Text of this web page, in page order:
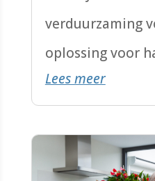
verduurzaming
oplossing voor
energiekosten.
haar bungalow
Lees meer